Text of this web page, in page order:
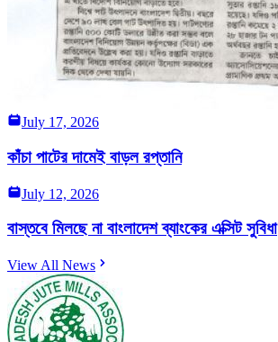
July 17, 2026
কাঁচা পাটের দামেই বাড়ল রপ্তানি
July 12, 2026
বাস্তবে মিলছে না বাংলাদেশ ব্যাংকের এক্সিট সুবিধা
View All News